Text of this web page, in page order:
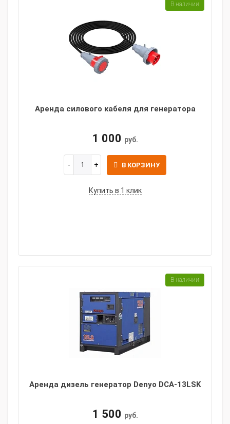
Аренда силового кабеля для генератора
1 000 руб.
В КОРЗИНУ
Купить в 1 клик
В наличии
Аренда дизель генератор Denyo DCA-13LSK
1 500 руб.
В наличии